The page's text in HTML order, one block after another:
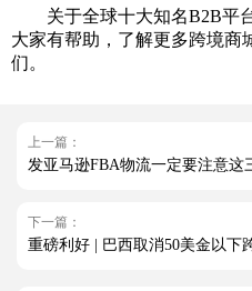
关于全球十大知名B2B平台
大家有帮助，了解更多跨境商
们。
上一篇：
发亚马逊FBA物流一定要注意这
下一篇：
重磅利好 | 巴西取消50美金以下